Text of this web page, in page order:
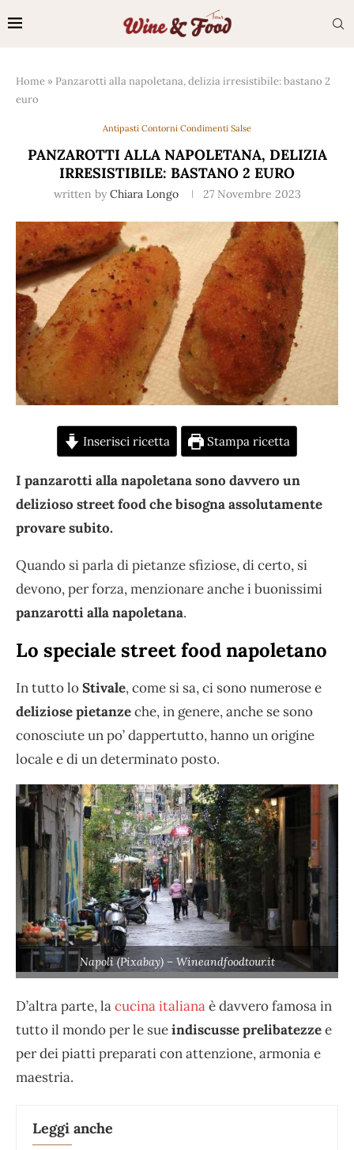
Home » Panzarotti alla napoletana, delizia irresistibile: bastano 2
euro
Antipasti Contorni Condimenti Salse
PANZAROTTI ALLA NAPOLETANA, DELIZIA
IRRESISTIBILE: BASTANO 2 EURO
written by Chiara Longo 27 Novembre 2023
Inserisci ricetta Stampa ricetta
I panzarotti alla napoletana sono davvero un
delizioso street food che bisogna assolutamente
provare subito.
Quando si parla di pietanze sfiziose, di certo, si
devono, per forza, menzionare anche i buonissimi
panzarotti alla napoletana.
Lo speciale street food napoletano
In tutto loStivale, come si sa, ci sono numerose e
deliziose pietanzeche, in genere, anche se sono
conosciute un po’ dappertutto, hanno un origine
locale e di un determinato posto.
Napoli (Pixabay) – Wineandfoodtour.it
D’altra parte, lacucina italianaè davvero famosa in
tutto il mondo per le sueindiscusse prelibatezzee
per dei piatti preparati con attenzione, armonia e
maestria.
Leggi anche